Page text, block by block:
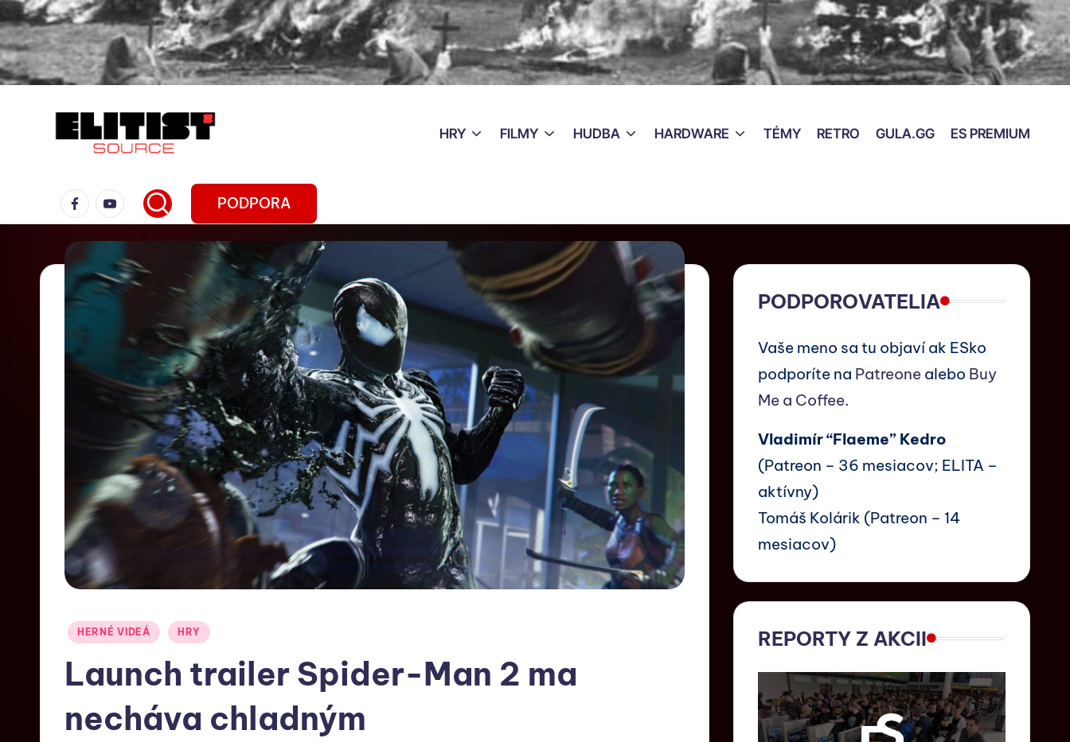
HRY FILMY HUDBA HARDWARE TÉMY RETRO GULA.GG ES PREMIUM
PODPORA
HERNÉ VIDEÁ HRY
Launch trailer Spider-Man 2 ma
necháva chladným
PODPOROVATELIA
Vaše meno sa tu objaví ak ESko
podporíte na Patreonealebo Buy
Me a Coffee.
Vladimír “Flaeme” Kedro
(Patreon – 36 mesiacov; ELITA –
aktívny)
Tomáš Kolárik (Patreon – 14
mesiacov)
REPORTY Z AKCII